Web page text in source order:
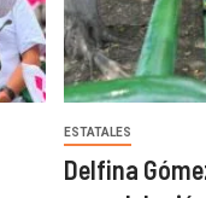
ESTATALES
Delfina